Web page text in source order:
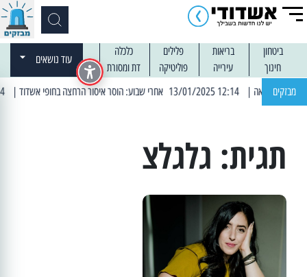
ביטחון בריאות פלילים
כלכלה
חינוך
עירייה פוליטיקה דת ומסורת
עוד נושאים
מבזקים | 12:14 13/01/2025 אחרי שבוע: הוסר איסור הרחצה בחופי אשדוד | 13:04 14/01/2025 עובדים בלילות: עבודות קרצוף וריבוד אספלט
תגית: גלגלצ